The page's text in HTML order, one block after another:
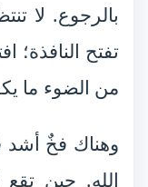
بالرجوع. لا
تفتح النافذة؛
من الضوء ما
وهناك فخٌ أشد
الله. حين